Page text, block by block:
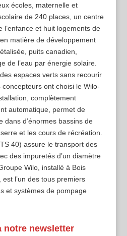
écoles, maternelle et
de 240 places, un centre
l’enfance et huit logements de
matière de développement
puits canadien,
de l’eau par énergie solaire.
espaces verts sans recourir
ont choisi le Wilo-
complètement
automatique, permet de
dans d’énormes bassins de
et les cours de récréation.
40) assure le transport des
des impuretés d’un diamètre
Wilo, installé à Bois
l’un des tous premiers
et systèmes de pompage
notre newsletter